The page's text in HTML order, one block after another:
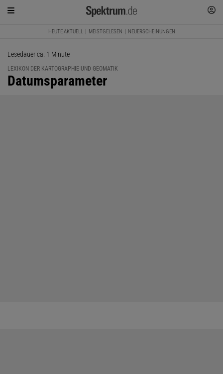
HEUTE AKTUELL MEISTGELESEN NEUERSCHEINUNGEN
Lesedauer ca. 1 Minute
LEXIKON DER KARTOGRAPHIE UND GEOMATIK
:
Datumsparameter